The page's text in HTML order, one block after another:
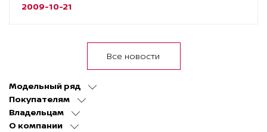
2009-10-21
Все новости
Модельный ряд
Покупателям
Владельцам
О компании